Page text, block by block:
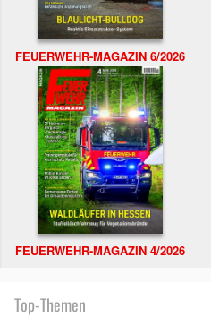
FEUERWEHR-MAGAZIN 6/2026
FEUERWEHR-MAGAZIN 4/2026
Top-Themen